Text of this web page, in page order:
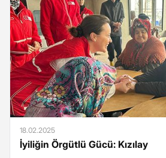
18.02.2025
İyiliğin Örgütlü Gücü: Kızılay